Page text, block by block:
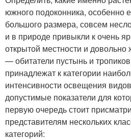
южного подоконника, особенно
большого размера, совсем
и в природе привыкли к очень
открытой местности и
— обитатели пустынь и
принадлежат к категории
интенсивности освещения
допустимые показатели для
первую очередь стоит
представителям нескольких
категорий: